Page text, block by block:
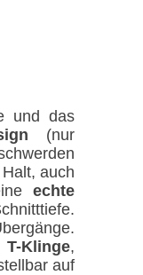
und das
(nur
auch
echte
T-Klinge,
auf